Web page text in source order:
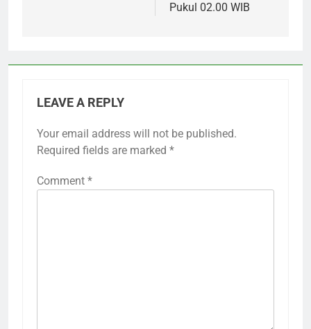
Pukul 02.00 WIB
LEAVE A REPLY
Your email address will not be published.
Required fields are marked *
Comment *